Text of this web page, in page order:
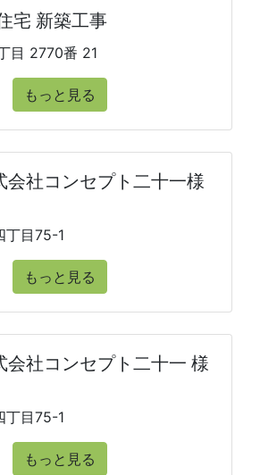
宅 新築工事
目 2770番 21
もっと見る
会社コンセプト二十一様
丁目75-1
もっと見る
社コンセプト二十一 様
丁目75-1
もっと見る